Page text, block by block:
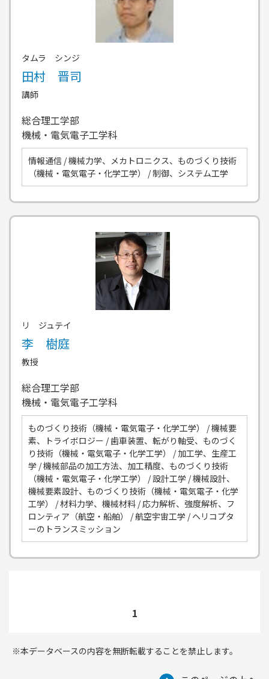
タムラ シンジ
田村 晋司
講師
総合理工学部
機械・電気電子工学科
情報通信 / 機械力学、メカトロニクス、ものづくり技術
（機械・電気電子・化学工学） / 制御、システム工学
リ ジュテイ
李 樹庭
教授
総合理工学部
機械・電気電子工学科
ものづくり技術（機械・電気電子・化学工学） / 機械要
素、トライボロジー / 歯車装置、転がり軸受、ものづく
り技術（機械・電気電子・化学工学） / 加工学、生産工
学 / 機械部品の加工方法、加工精度、ものづくり技術
（機械・電気電子・化学工学） / 設計工学 / 機械設計、
機械要素設計、ものづくり技術（機械・電気電子・化学
工学） / 材料力学、機械材料 / 応力解析、強度解析、フ
ロンティア（航空・船舶） / 航空宇宙工学 / ヘリコプタ
ーのトランスミッション
1
※本データベースの内容を無断転載することを禁止します。